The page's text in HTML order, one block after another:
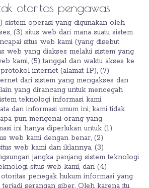
otoritas pengawas
sistem operasi yang digunakan oleh
(3) situs web dari mana suatu sistem
situs web kami (yang disebut
web yang diakses melalui sistem yang
kami, (5) tanggal dan waktu akses ke
internet (alamat IP), (7)
dari sistem yang mengakses dan
yang dirancang untuk mencegah
teknologi informasi kami.
dan informasi umum ini, kami tidak
pun mengenai orang yang
ini hanya diperlukan untuk (1)
web kami dengan benar, (2)
web kami dan iklannya, (3)
jangka panjang sistem teknologi
situs web kami, dan (4)
penegak hukum informasi yang
serangan siber. Oleh karena itu,